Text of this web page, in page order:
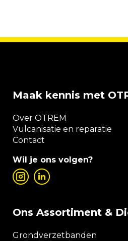
Ons Assortiment &
Grondverzetbanden
Maak kennis met
Over OTREM
Vulcanisatie en reparatie
Contact
Wil je ons volgen?